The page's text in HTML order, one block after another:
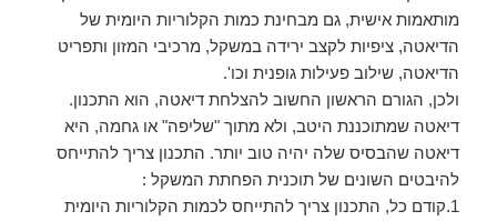
מותאמות אישית, גם מבחינת כמות הקלוריות היומית של
הדיאטה, ציפיות לקצב ירידה במשקל, מרכיבי המזון ותפריט
הדיאטה, שילוב פעילות גופנית וכו'.
ולכן, הגורם הראשון החשוב להצלחת דיאטה, הוא התכנון.
דיאטה שמתוכננת היטב, ולא מתוך "שליפה" או גחמה, היא
דיאטה שהבסיס שלה יהיה טוב יותר. התכנון צריך להתייחס
להיבטים השונים של תוכנית הפחתת המשקל :
1.קודם כל, התכנון צריך להתייחס לכמות הקלוריות היומית